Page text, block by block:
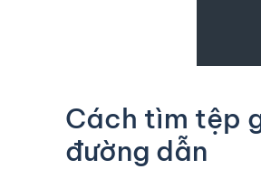
Cách tìm tệp
đường dẫn